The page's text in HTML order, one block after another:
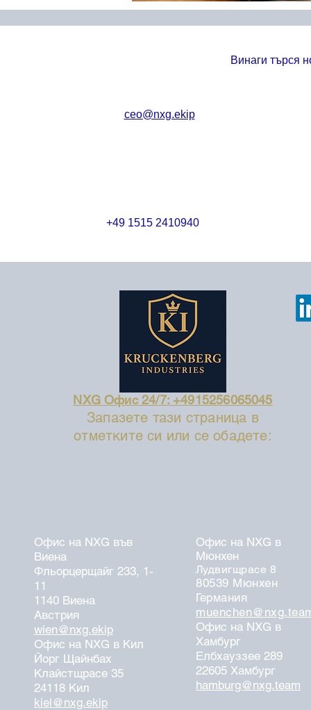
Винаги търся
ceo@nxg.ekip
+49 1515 2410940
NXG Офис 24/7: +4915256065045
Запазете тази страница в
отметките си или се обадете:
Офис на NXG във
Виена
Фльорцерщайг 233, 1-
11
1140 Виена
Австрия
wien@nxg.ekip
Офис на NXG в Кил
Йорг Щайнбах
Клайстщрасе 35
24118 Кил
kiel@nxg.ekip
Офис на NXG в
Мюнхен
Лудвигщрасе 8
80539 Мюнхен
Германия
Офис на NXG в
Хамбург
Елбхауззее 289
22605 Хамбург
hamburg@nxg.team